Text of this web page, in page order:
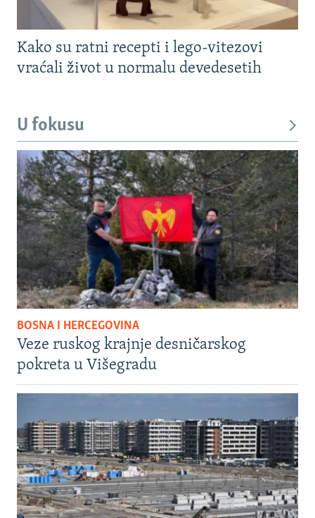
Kako su ratni recepti i lego-vitezovi
vraćali život u normalu devedesetih
U fokusu
BOSNA I HERCEGOVINA
Veze ruskog krajnje desničarskog
pokreta u Višegradu